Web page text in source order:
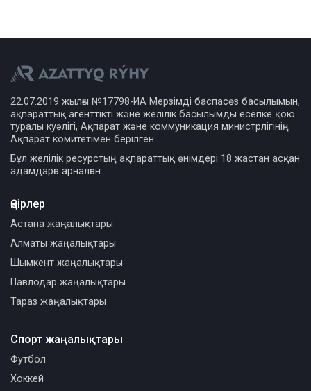
22.07.2019 жылғы №17798-ИА Мерзімді баспасөз басылымын,
ақпараттық агенттікті және желілік басылымды есепке қою
туралы куәлігі, Ақпарат және коммуникация министрлігінің
Ақпарат комитетімен берілген.
Бұл желілік ресурстың ақпараттық өнімдері 18 жастан асқан
адамдарға арналған.
Өңірлер
Астана жаңалықтары
Алматы жаңалықтары
Шымкент жаңалықтары
Павлодар жаңалықтары
Тараз жаңалықтары
Спорт жаңалықтары
Футбол
Хоккей